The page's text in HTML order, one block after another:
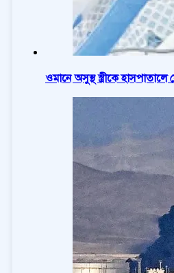
ওমানে অসুস্থ স্ত্রীকে হাসপাতালে